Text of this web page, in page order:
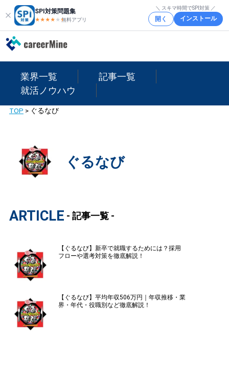
SPI対策問題集
★★★★ ★★
無料アプリ
＼ スキマ時間でSPI対策 ／
開く インストール
業界一覧
記事一覧
就活ノウハウ
TOP > ぐるなび
ぐるなび
ARTICLE - 記事一覧 -
【ぐるなび】新卒で就職するためには？採用
フローや選考対策を徹底解説！
【ぐるなび】平均年収506万円｜年収推移・業
界・年代・役職別など徹底解説！